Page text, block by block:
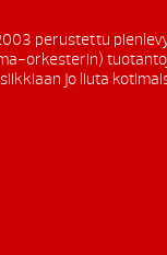
perustettu
orkesterin)
jo liuta